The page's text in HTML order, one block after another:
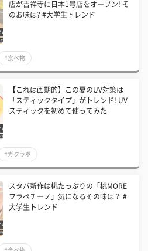
店が吉祥寺に日本1号店をオープン! そ
のお味は? #大学生トレンド
#食べ物
【これは画期的】この夏のUV対策は
「スティックタイプ」がトレンド! UV
スティックを初めて使ってみた
#ガクラボ
スタバ新作は桃たっぷりの「桃MORE
フラペチーノ」気になるその味は？ #
大学生トレンド